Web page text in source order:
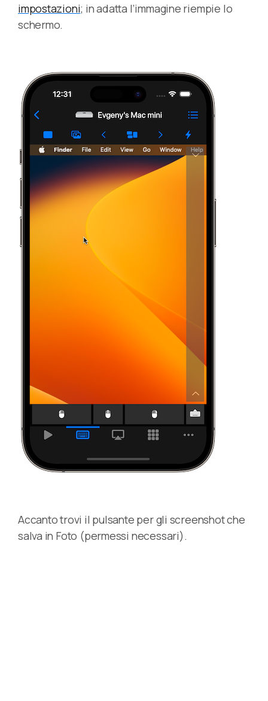
impostazioni; in adatta l’immagine riempie lo
schermo.
Accanto trovi il pulsante per gli screenshot che
salva in Foto (permessi necessari).